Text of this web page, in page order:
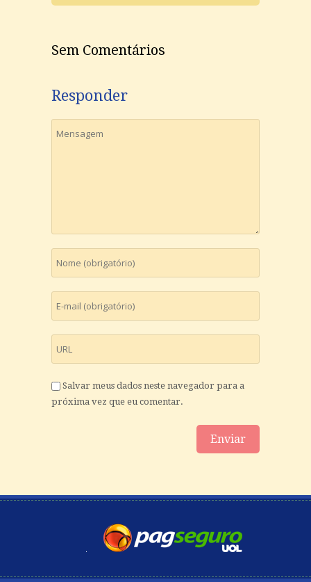
Sem Comentários
Responder
Salvar meus dados neste navegador para a
próxima vez que eu comentar.